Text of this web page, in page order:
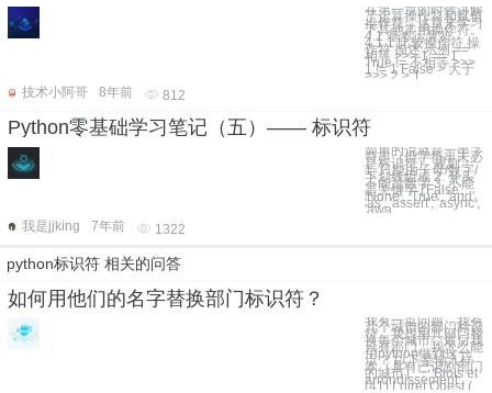
在第一章的时候讲解
了运算操作符和赋值
操作符，这章来学习
下其他常用操作符。
4.1 基本运算符
4.1.1 比较操作符 操
作符 描述 示例 ==
相等 >>> 1 == 1
True != 不相等 >>>
1 != 1 False > 大于
>>> 2 > 1
技术小阿哥
8年前 812
Python零基础学习笔记（五）—— 标识符
简单的说就是一串字
符串（但字符串未必
是标识符） 规则：
1. 只能由子母/数字/
下划线组成 2. 开头
不能是数字 3. 不能
是关键字 ['False',
'None', 'True', 'and',
'as', 'assert', 'async',
'awa
我是jjking
7年前 1322
python标识符 相关的问答
如何用他们的名字替换部门标识符？
我有一点问题，我有
几个城市的部门标识
符，我想用其部门替
换每个城市，最后我
只有部门。我怎么能
用python做到这一
点？ 以下是输入样
本（具有已识别部门
的城市）： Blois et
arrondissement
(41) Loiret Ouest (